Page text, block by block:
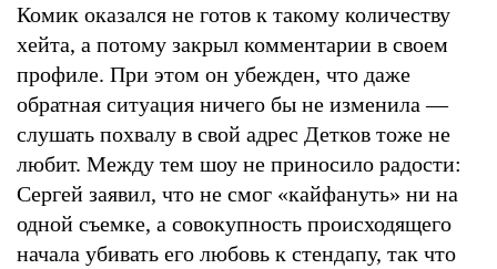
Комик оказался не готов к такому количеству
хейта, а потому закрыл комментарии в своем
профиле. При этом он убежден, что даже
обратная ситуация ничего бы не изменила —
слушать похвалу в свой адрес Детков тоже не
любит. Между тем шоу не приносило радости:
Сергей заявил, что не смог «кайфануть» ни на
одной съемке, а совокупность происходящего
начала убивать его любовь к стендапу, так что